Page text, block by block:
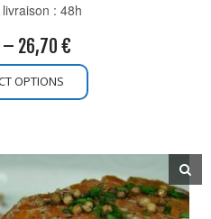
: 48h
– 26,70 €
OPTIONS